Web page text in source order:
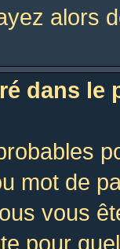
alors
dans le
mot de
vous
pour